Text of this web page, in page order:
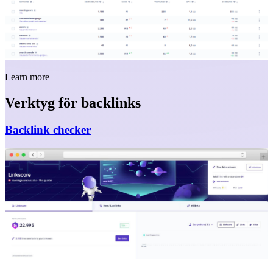
Learn more
Verktyg för backlinks
Backlink checker